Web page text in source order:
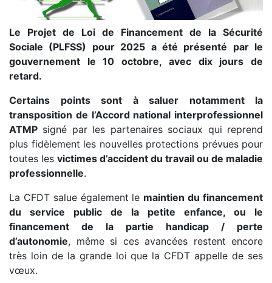
Le Projet de Loi de Financement de la Sécurité
Sociale (PLFSS) pour 2025 a été présenté par le
gouvernement le 10 octobre, avec dix jours de
retard.
Certains points sont à saluer notamment la
transposition de l’Accord national interprofessionnel
ATMP signé par les partenaires sociaux qui reprend
plus fidèlement les nouvelles protections prévues pour
toutes les victimes d’accident du travail ou de maladie
professionnelle.
La CFDT salue également le maintien du financement
du service public de la petite enfance, ou le
financement de la partie handicap / perte
d’autonomie, même si ces avancées restent encore
très loin de la grande loi que la CFDT appelle de ses
vœux.